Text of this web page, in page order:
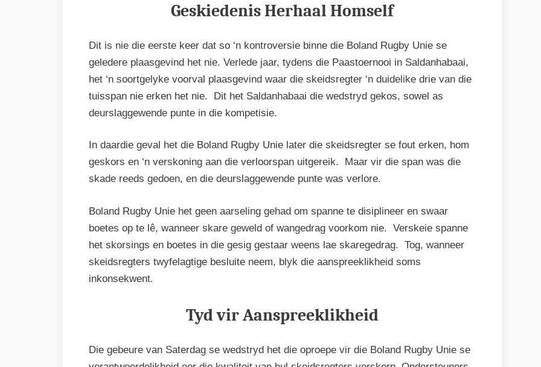
Geskiedenis Herhaal Homself
Dit is nie die eerste keer dat so ‘n kontroversie binne die Boland Rugby Unie se
geledere plaasgevind het nie. Verlede jaar, tydens die Paastoernooi in Saldanhabaai,
het ‘n soortgelyke voorval plaasgevind waar die skeidsregter ‘n duidelike drie van die
tuisspan nie erken het nie. Dit het Saldanhabaai die wedstryd gekos, sowel as
deurslaggewende punte in die kompetisie.
In daardie geval het die Boland Rugby Unie later die skeidsregter se fout erken, hom
geskors en ‘n verskoning aan die verloorspan uitgereik. Maar vir die span was die
skade reeds gedoen, en die deurslaggewende punte was verlore.
Boland Rugby Unie het geen aarseling gehad om spanne te disiplineer en swaar
boetes op te lê, wanneer skare geweld of wangedrag voorkom nie. Verskeie spanne
het skorsings en boetes in die gesig gestaar weens lae skaregedrag. Tog, wanneer
skeidsregters twyfelagtige besluite neem, blyk die aanspreeklikheid soms
inkonsekwent.
Tyd vir Aanspreeklikheid
Die gebeure van Saterdag se wedstryd het die oproepe vir die Boland Rugby Unie se